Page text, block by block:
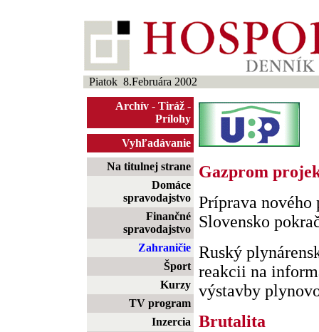
Piatok 8.Februára 2002
Archív - Tiráž -
Prílohy
Vyhľadávanie
Na titulnej strane
Domáce
spravodajstvo
Finančné
spravodajstvo
Zahraničie
Šport
Kurzy
TV program
Inzercia
Gazprom
Príprava nového
Slovensko
Ruský
reakcii na
výstavby
Brutalita